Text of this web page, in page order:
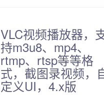
VLC视频播放器，
持m3u8、mp4、
rtmp、rtsp等等格
式，截图录视频，
定义UI，4.x版